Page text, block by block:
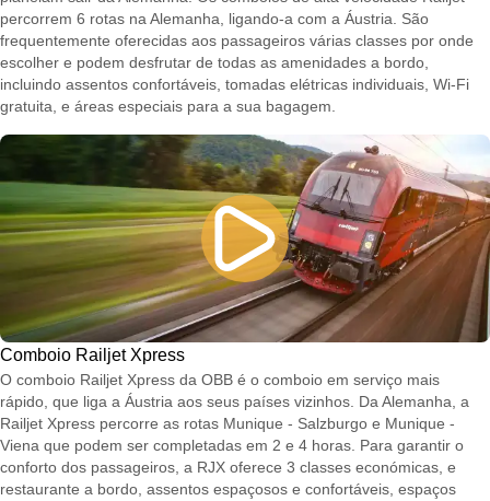
percorrem 6 rotas na Alemanha, ligando-a com a Áustria. São
frequentemente oferecidas aos passageiros várias classes por onde
escolher e podem desfrutar de todas as amenidades a bordo,
incluindo assentos confortáveis, tomadas elétricas individuais, Wi-Fi
gratuita, e áreas especiais para a sua bagagem.
Comboio Railjet Xpress
O comboio Railjet Xpress da OBB é o comboio em serviço mais
rápido, que liga a Áustria aos seus países vizinhos. Da Alemanha, a
Railjet Xpress percorre as rotas Munique - Salzburgo e Munique -
Viena que podem ser completadas em 2 e 4 horas. Para garantir o
conforto dos passageiros, a RJX oferece 3 classes económicas, e
restaurante a bordo, assentos espaçosos e confortáveis, espaços